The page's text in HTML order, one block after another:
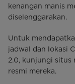
kenangan manis
diselenggarakan.
Untuk
jadwal dan lokasi
2.0, kunjungi situs
resmi mereka.